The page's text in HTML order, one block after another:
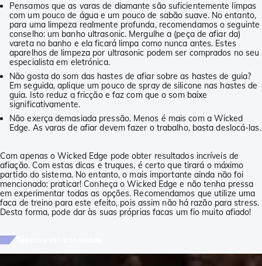
Pensamos que as varas de diamante são suficientemente limpas
com um pouco de água e um pouco de sabão suave. No entanto,
para uma limpeza realmente profunda, recomendamos o seguinte
conselho: um banho ultrasonic. Mergulhe a (peça de afiar da)
vareta no banho e ela ficará limpa como nunca antes. Estes
aparelhos de limpeza por ultrasonic podem ser comprados no seu
especialista em eletrónica.
Não gosta do som das hastes de afiar sobre as hastes de guia?
Em seguida, aplique um pouco de spray de silicone nas hastes de
guia. Isto reduz a fricção e faz com que o som baixe
significativamente.
Não exerça demasiada pressão. Menos é mais com a Wicked
Edge. As varas de afiar devem fazer o trabalho, basta deslocá-las.
Com apenas o Wicked Edge pode obter resultados incríveis de
afiação. Com estas dicas e truques, é certo que tirará o máximo
partido do sistema. No entanto, o mais importante ainda não foi
mencionado: praticar! Conheça o Wicked Edge e não tenha pressa
em experimentar todas as opções. Recomendamos que utilize uma
faca de treino para este efeito, pois assim não há razão para stress.
Desta forma, pode dar às suas próprias facas um fio muito afiado!